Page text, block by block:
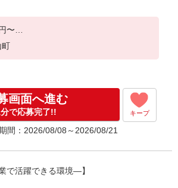
〜
円（時給×8H実働×20日稼働＋各種
町
画面へ進む
で応募完了!! キープ
間：2026/08/08～2026/08/21
で活躍できる環境―】